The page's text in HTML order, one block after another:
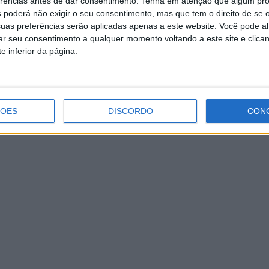
poderá não exigir o seu consentimento, mas que tem o direito de se
preferências serão aplicadas apenas a este website. Você pode
seu consentimento a qualquer momento voltando a este site e
inferior da página.
DISCORDO
União” considera que a posição geográfica da
coisa tão simples como colocar uma placa na berma
assinala o grupo de independentes na